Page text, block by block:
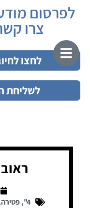
לפרסום
צרו
לחצו לחיוג: 077-
לשליחת
4"
,פטירה